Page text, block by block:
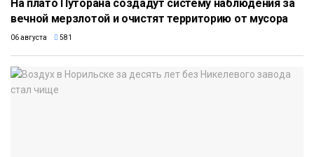
На плато Путорана создадут систему наблюдения за
вечной мерзлотой и очистят территорию от мусора
06 августа 581